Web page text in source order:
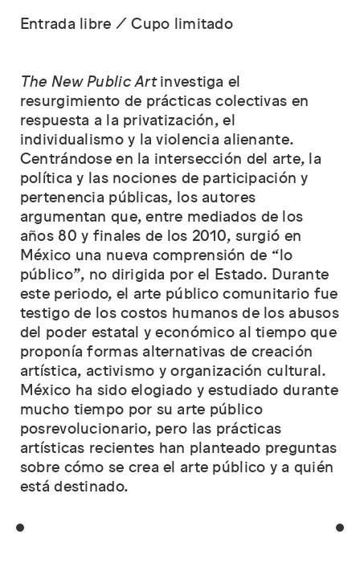
Entrada libre / Cupo limitado
The New Public Artinvestiga el
resurgimiento de prácticas colectivas en
respuesta a la privatización, el
individualismo y la violencia alienante.
Centrándose en la intersección del arte, la
política y las nociones de participación y
pertenencia públicas, los autores
argumentan que, entre mediados de los
años 80 y finales de los 2010, surgió en
México una nueva comprensión de “lo
público”, no dirigida por el Estado. Durante
este periodo, el arte público comunitario fue
testigo de los costos humanos de los abusos
del poder estatal y económico al tiempo que
proponía formas alternativas de creación
artística, activismo y organización cultural.
México ha sido elogiado y estudiado durante
mucho tiempo por su arte público
posrevolucionario, pero las prácticas
artísticas recientes han planteado preguntas
sobre cómo se crea el arte público y a quién
está destinado.